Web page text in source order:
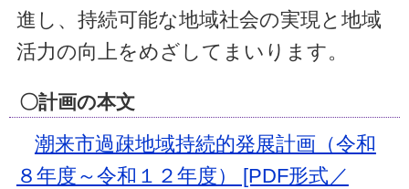
進し、持続可能な地域社会の実現と地域
活力の向上をめざしてまいります。
〇計画の本文
潮来市過疎地域持続的発展計画（令和
８年度～令和１２年度） [PDF形式／